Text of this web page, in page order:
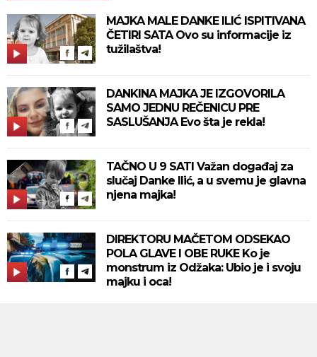
MAJKA MALE DANKE ILIĆ ISPITIVANA
ČETIRI SATA Ovo su informacije iz
tužilaštva!
DANKINA MAJKA JE IZGOVORILA
SAMO JEDNU REČENICU PRE
SASLUŠANJA Evo šta je rekla!
TAČNO U 9 SATI Važan događaj za
slučaj Danke Ilić, a u svemu je glavna
njena majka!
DIREKTORU MAČETOM ODSEKAO
POLA GLAVE I OBE RUKE Ko je
monstrum iz Odžaka: Ubio je i svoju
majku i oca!